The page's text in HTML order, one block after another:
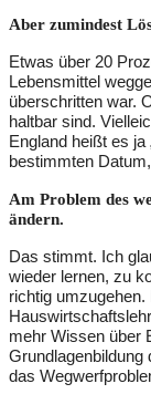
Aber zumindest
Etwas über 20
Lebensmittel
überschritten war.
haltbar sind.
England heißt es ja
bestimmten
Am Problem des
ändern.
Das stimmt. Ich
wieder lernen, zu
richtig
mehr Wissen über
Grundlagenbildung
das